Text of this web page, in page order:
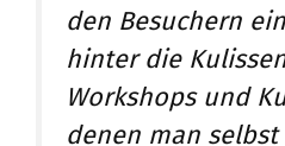
den Besuchern
hinter die
Workshops und
denen man